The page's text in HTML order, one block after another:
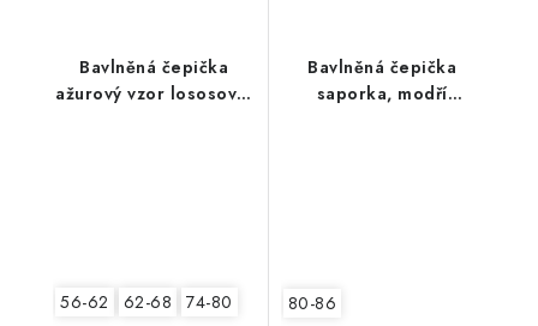
Bavlněná čepička
ažurový vzor lososová,
56-62 62-68 74-80
Bavlněná čepička
saporka, modří
80-86